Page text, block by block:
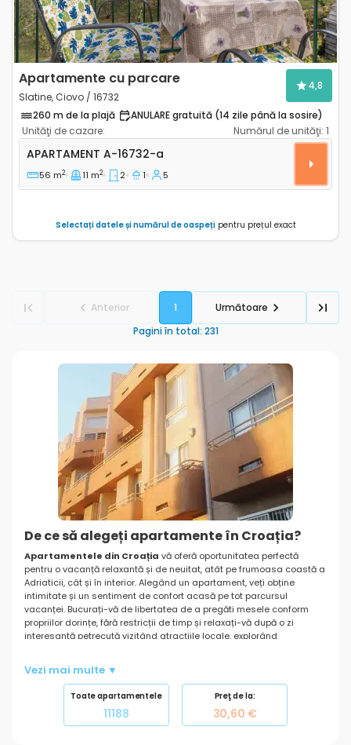
Apartamente cu parcare
Slatine, Ciovo / 16732
4,8
260 m de la plajă
ANULARE gratuită (14 zile până la sosire)
Unităţi de cazare:
Numărul de unităţi: 1
Apartament cu două camere Slatine, Ciovo A-16732-
APARTAMENT A-16732-a
56 m2 11 m2 2 1 5
Selectați datele și numărul de oaspețipentru prețul exact
Anterior 1
Următoare
Pagini în total: 231
De ce să alegeți apartamente în Croația?
Apartamentele din Croația vă oferă oportunitatea perfectă
pentru o vacanță relaxantă și de neuitat, atât pe frumoasa coastă a
Adriaticii, cât și în interior. Alegând un apartament, veți obține
intimitate și un sentiment de confort acasă pe tot parcursul
vacanței. Bucurați-vă de libertatea de a pregăti mesele conform
propriilor dorințe, fără restricții de timp și relaxați-vă după o zi
interesantă petrecută vizitând atracțiile locale, explorând
nevoi și gusturi diferite. Cu o simplă căutare, găsiți rapid cazarea
care se potrivește cel mai bine cerințelor dvs., fie că sunteți în
căutarea unor apartamente adaptate
familiilor cu copii
animalele dvs. de companie
sunt binevenite, sau apartamente
cu facilități suplimentare precum internet, parcare, sau o priveliște
Vezi mai multe ▼
Toate apartamentele
11188
Preţ de la:
30,60 €